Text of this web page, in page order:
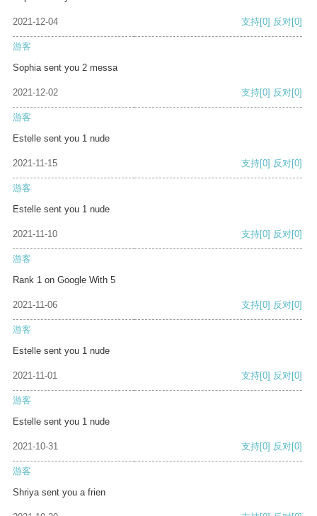
2021-12-04 支持[0] 反对[0]
游客
Sophia sent you 2 messa
2021-12-02 支持[0] 反对[0]
游客
Estelle sent you 1 nude
2021-11-15 支持[0] 反对[0]
游客
Estelle sent you 1 nude
2021-11-10 支持[0] 反对[0]
游客
Rank 1 on Google With 5
2021-11-06 支持[0] 反对[0]
游客
Estelle sent you 1 nude
2021-11-01 支持[0] 反对[0]
游客
Estelle sent you 1 nude
2021-10-31 支持[0] 反对[0]
游客
Shriya sent you a frien